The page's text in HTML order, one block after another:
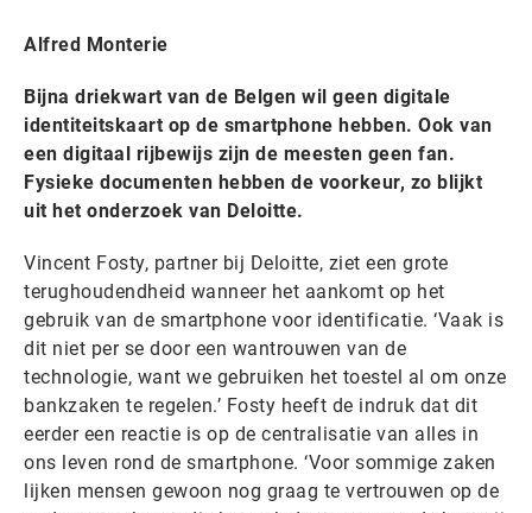
Alfred Monterie
Bijna driekwart van de Belgen wil geen digitale
identiteitskaart op de smartphone hebben. Ook van
een digitaal rijbewijs zijn de meesten geen fan.
Fysieke documenten hebben de voorkeur, zo blijkt
uit het onderzoek van Deloitte.
Vincent Fosty, partner bij Deloitte, ziet een grote
terughoudendheid wanneer het aankomt op het
gebruik van de smartphone voor identificatie. ‘Vaak is
dit niet per se door een wantrouwen van de
technologie, want we gebruiken het toestel al om onze
bankzaken te regelen.’ Fosty heeft de indruk dat dit
eerder een reactie is op de centralisatie van alles in
ons leven rond de smartphone. ‘Voor sommige zaken
lijken mensen gewoon nog graag te vertrouwen op de